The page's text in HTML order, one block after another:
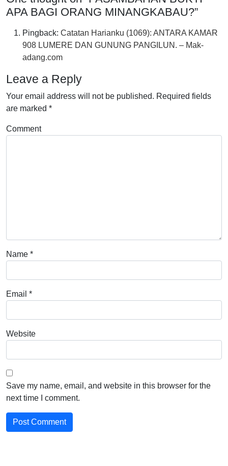
APA BAGI ORANG MINANGKABAU?”
Pingback: Catatan Harianku (1069): ANTARA KAMAR
908 LUMERE DAN GUNUNG PANGILUN. – Mak-
adang.com
Leave a Reply
Your email address will not be published. Required fields
are marked *
Comment
Name *
Email *
Website
Save my name, email, and website in this browser for the
next time I comment.